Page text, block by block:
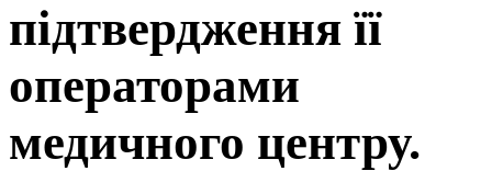
підтвердження її
операторами
медичного центру.